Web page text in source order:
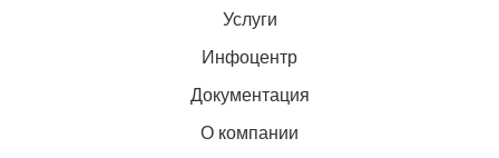
Услуги
Инфоцентр
Документация
О компании